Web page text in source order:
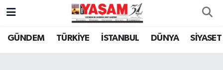
GÜNDEM TÜRKİYE İSTANBUL DÜNYA SİYASET